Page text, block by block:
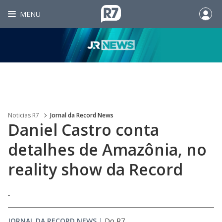
MENU
Noticias R7 Jornal da Record News
Daniel Castro conta
detalhes de Amazônia, no
reality show da Record
.